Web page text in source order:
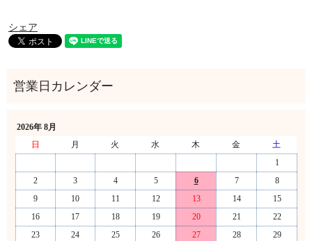
シェア
2026年 8月
日
月 火 水 木 金
土
1
2
3 4 5 6 7
8
9
10 11 12 13 14
15
16
17 18 19 20 21
22
23
24 25 26 27 28
29